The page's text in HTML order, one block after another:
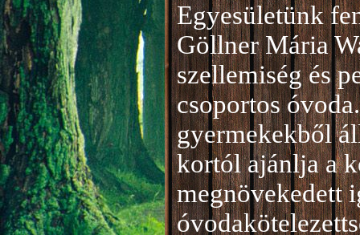
Egyesületünk
Göllner Mária
szellemiség és
csoportos
gyermekekből
kortól ajánlja a
megnövekedett